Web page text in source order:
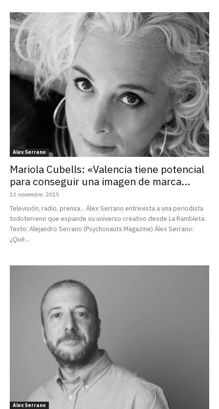
Alex Serrano
Mariola Cubells: «Valencia tiene potencial
para conseguir una imagen de marca...
13 noviembre, 2015
Televisión, radio, prensa... Álex Serrano entrevista a una periodista
todoterreno que expande su universo creativo desde La Rambleta.
Texto: Alejandro Serrano (Psychonauts Magazine) Álex Serrano:
¿Qué...
Alex Serrano